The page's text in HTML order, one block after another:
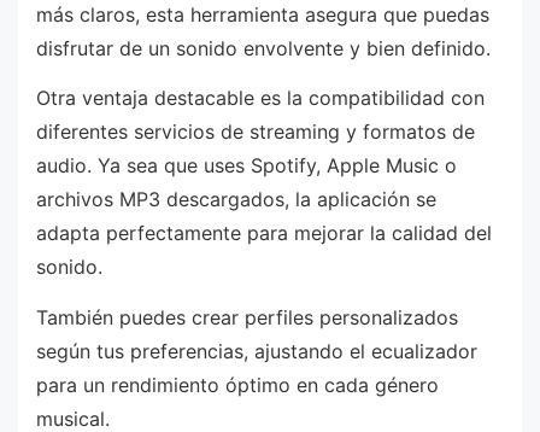
más claros, esta herramienta asegura que puedas
disfrutar de un sonido envolvente y bien definido.
Otra ventaja destacable es la compatibilidad con
diferentes servicios de streaming y formatos de
audio. Ya sea que uses Spotify, Apple Music o
archivos MP3 descargados, la aplicación se
adapta perfectamente para mejorar la calidad del
sonido.
También puedes crear perfiles personalizados
según tus preferencias, ajustando el ecualizador
para un rendimiento óptimo en cada género
musical.